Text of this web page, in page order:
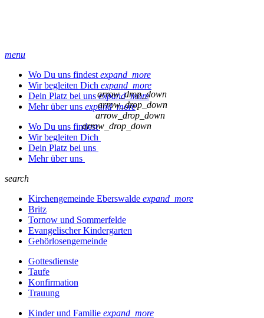
menu
Wo Du uns findest expand_more
Wir begleiten Dich expand_more
Dein Platz bei unsexpand_more
Mehr über uns expand_more
Wo Du uns findest
arrow_drop_down
Wir begleiten Dich
arrow_drop_down
Dein Platz bei uns
arrow_drop_down
Mehr über uns
arrow_drop_down
search
Kirchengemeinde Eberswalde expand_more
Britz
Tornow und Sommerfelde
Evangelischer Kindergarten
Gehörlosengemeinde
Gottesdienste
Taufe
Konfirmation
Trauung
Kinder und Familie expand_more